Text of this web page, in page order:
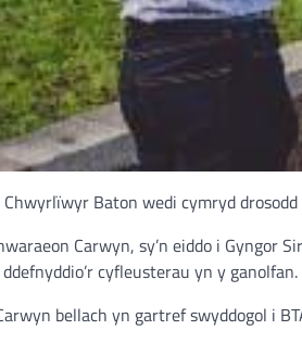
Baton wedi cymryd
Carwyn, sy’n eiddo i
cyfleusterau yn y ganolfan.
bellach yn gartref swyddogol i